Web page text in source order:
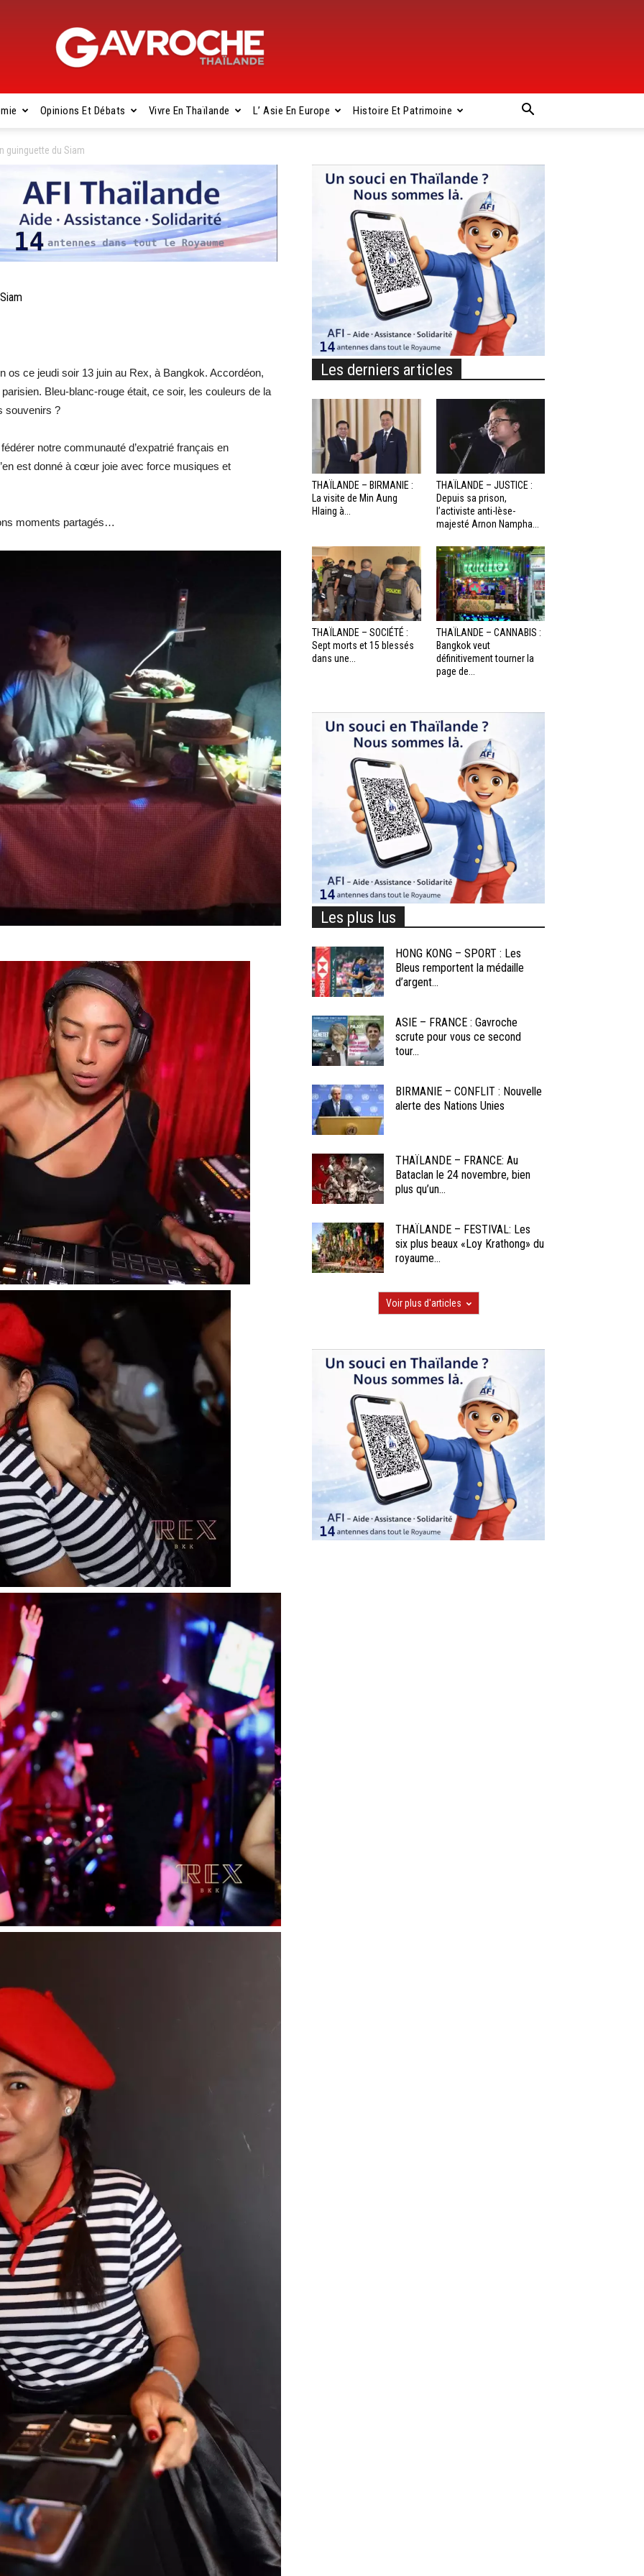
Gavroche
Thaïlande
Opinions Et Débats Vivre En Thaïlande L’ Asie En Europe Histoire Et Patrimoine
guinguette du Siam
os ce jeudi soir 13 juin au Rex, à Bangkok. Accordéon,
Bleu-blanc-rouge était, ce soir, les couleurs de la
souvenirs ?
notre communauté d’expatrié français en
est donné à cœur joie avec force musiques et
moments partagés…
Les derniers articles
THAÏLANDE – BIRMANIE :
La visite de Min Aung
Hlaing à...
THAÏLANDE – JUSTICE :
Depuis sa prison,
l’activiste anti-lèse-
majesté Arnon Nampha...
THAÏLANDE – SOCIÉTÉ :
Sept morts et 15 blessés
dans une...
THAÏLANDE – CANNABIS :
Bangkok veut
définitivement tourner la
page de...
Les plus lus
HONG KONG – SPORT : Les
Bleus remportent la médaille
d’argent...
ASIE – FRANCE : Gavroche
scrute pour vous ce second
tour...
BIRMANIE – CONFLIT : Nouvelle
alerte des Nations Unies
THAÏLANDE – FRANCE: Au
Bataclan le 24 novembre, bien
plus qu’un...
THAÏLANDE – FESTIVAL: Les
six plus beaux «Loy Krathong» du
royaume...
Voir plus d'articles